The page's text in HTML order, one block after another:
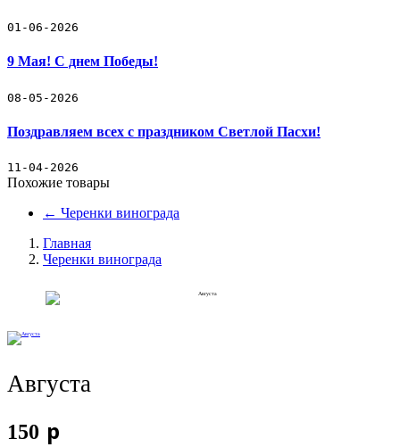
Ферменты
ЯМБ Бактерии
🛒 Как купить
🚚 Доставка и оплата
☎️ Контакты
Новости
01-06-2026
9 Мая! С днем Победы!
08-05-2026
Поздравляем всех с праздником Светлой Пасхи!
11-04-2026
Похожие товары
← Черенки винограда
Главная
Черенки винограда
Августа
150 p